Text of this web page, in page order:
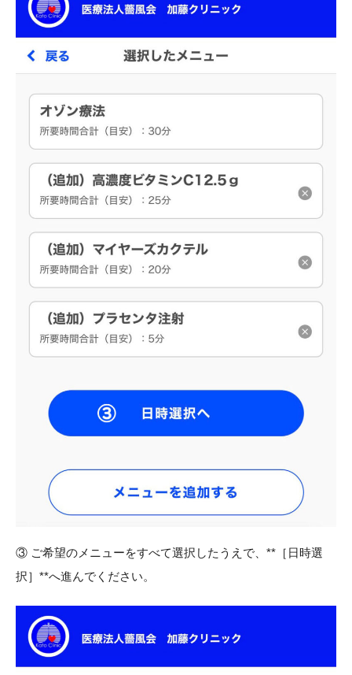
③ ご希望のメニューをすべて選択したうえで、**［日時選
択］**へ進んでください。